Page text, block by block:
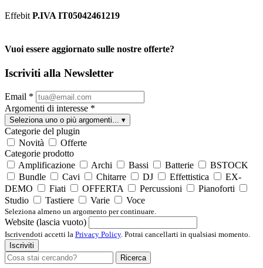
Effebit P.IVA IT05042461219
Vuoi essere aggiornato sulle nostre offerte?
Iscriviti alla Newsletter
Email *
Argomenti di interesse *
Seleziona uno o più argomenti... ▾
Categorie del plugin
Novità
Offerte
Categorie prodotto
Amplificazione
Archi Bassi Batterie
BSTOCK
Bundle
Cavi Chitarre DJ Effettistica
EX-
DEMO
Fiati OFFERTA Percussioni
Pianoforti
Studio
Tastiere Varie Voce
Seleziona almeno un argomento per continuare.
Website (lascia vuoto)
Iscrivendoti accetti la Privacy Policy. Potrai cancellarti in qualsiasi momento.
Iscriviti
Ricerca